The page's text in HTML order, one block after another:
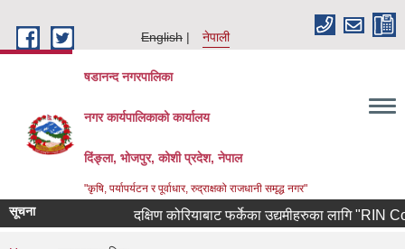
English
नेपाली
षडानन्द नगरपालिका
नगर कार्यपालिकाको कार्यालय
दिंङ्ला, भोजपुर, कोशी प्रदेश, नेपाल
"कृषि, पर्यापर्यटन र पूर्वाधार, रुद्राक्षको राजधानी समृद्ध नगर"
सूचना दक्षिण कोरियाबाट फर्केका उद्यमीहरुका लागि "RIN